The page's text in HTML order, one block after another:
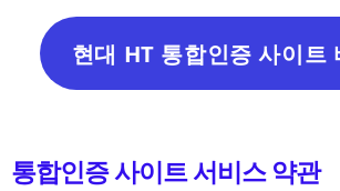
현대 HT 통합인증 사이트
통합인증 사이트 서비스 약관